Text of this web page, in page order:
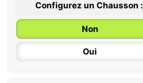
0 / 6 mois
6 / 12 mois
12 / 18 mois
Configurez un Chausson :
Non
Oui